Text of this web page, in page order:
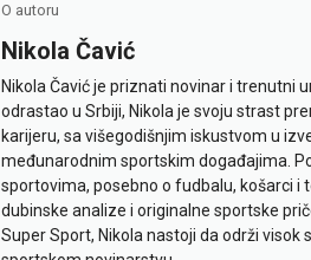
O autoru
Nikola Čavić
Nikola Čavić je priznati novinar i trenutni
odrastao u Srbiji, Nikola je svoju strast
karijeru, sa višegodišnjim iskustvom u
međunarodnim sportskim događajima.
sportovima, posebno o fudbalu, košarci i
dubinske analize i originalne sportske
Super Sport, Nikola nastoji da održi